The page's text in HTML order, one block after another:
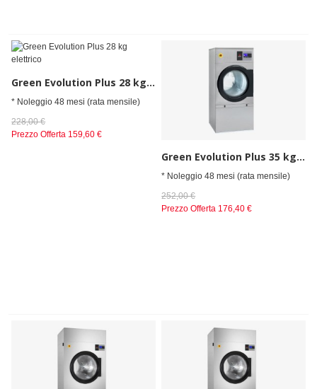
Green Evolution Plus 28 kg elettrico
* Noleggio 48 mesi (rata mensile)
228,00 €
Prezzo Offerta 159,60 €
Green Evolution Plus 35 kg elettrico
* Noleggio 48 mesi (rata mensile)
252,00 €
Prezzo Offerta 176,40 €